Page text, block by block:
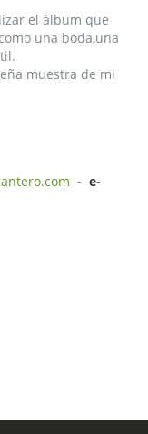
el álbum que
una boda,una
muestra de mi
- e-